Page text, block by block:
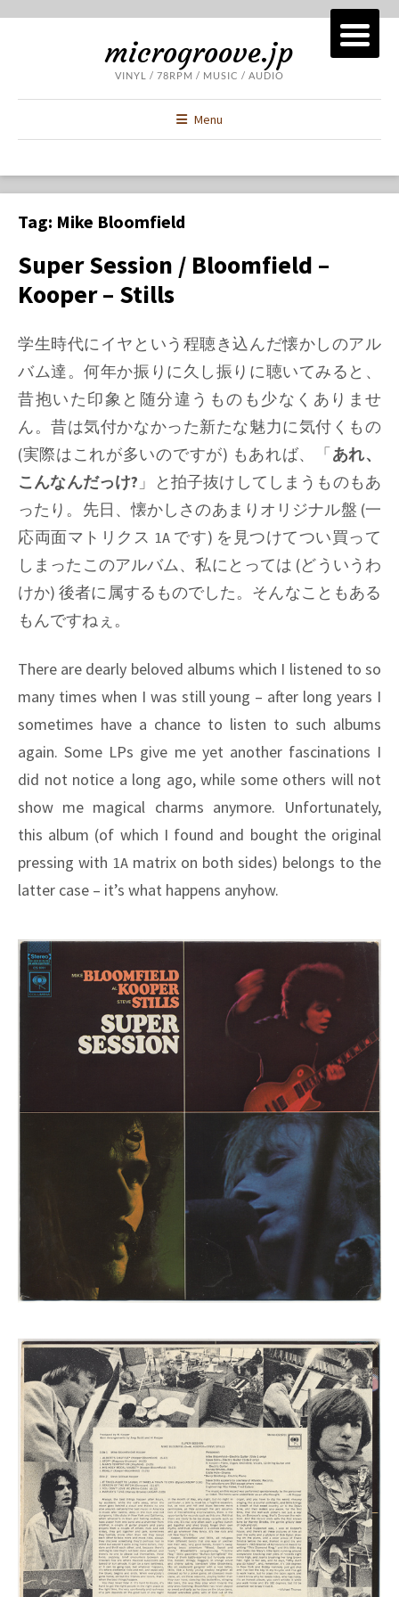
microgroove.jp
VINYL / 78RPM / MUSIC / AUDIO
Menu
Tag: Mike Bloomfield
Super Session / Bloomfield –
Kooper – Stills
学生時代にイヤという程聴き込んだ懐かしのアル
バム達。何年か振りに久し振りに聴いてみると、
昔抱いた印象と随分違うものも少なくありませ
ん。昔は気付かなかった新たな魅力に気付くもの
(実際はこれが多いのですが) もあれば、「あれ、
こんなんだっけ? 」と拍子抜けしてしまうものもあ
ったり。先日、懐かしさのあまりオリジナル盤 (一
応両面マトリクス 1Aです) を見つけてつい買って
しまったこのアルバム、私にとっては (どういうわ
けか) 後者に属するものでした。そんなこともある
もんですねぇ。
There are dearly beloved albums which I listened to so
many times when I was still young – after long years I
sometimes have a chance to listen to such albums
again. Some LPs give me yet another fascinations I
did not notice a long ago, while some others will not
show me magical charms anymore. Unfortunately,
this album (of which I found and bought the original
pressing with 1A matrix on both sides) belongs to the
latter case – it’s what happens anyhow.